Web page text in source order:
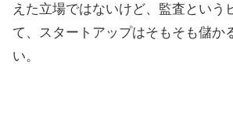
えた立場ではないけど、監査という
て、スタートアップはそもそも儲か
い。